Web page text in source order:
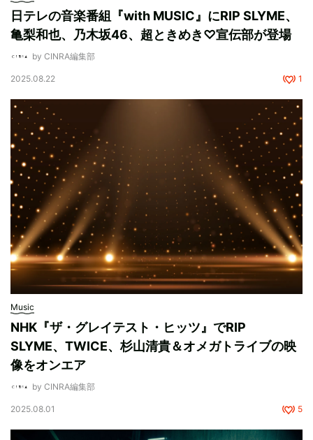
日テレの音楽番組『with MUSIC』にRIP SLYME、
亀梨和也、乃木坂46、超ときめき♡宣伝部が登場
by CINRA編集部
2025.08.22 1
Music
NHK『ザ・グレイテスト・ヒッツ』でRIP
SLYME、TWICE、杉山清貴＆オメガトライブの映
像をオンエア
by CINRA編集部
2025.08.01 5